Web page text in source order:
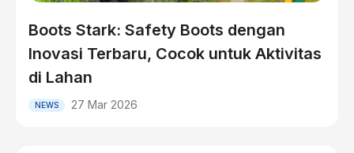
Boots Stark: Safety Boots dengan
Inovasi Terbaru, Cocok untuk Aktivitas
di Lahan
NEWS 27 Mar 2026